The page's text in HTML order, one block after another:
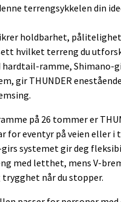
terrengsykkelen din
holdbarhet,
hvilket terreng du
hardtail-ramme, Shimano-
gir THUNDER
på 26 tommer er
for eventyr på veien eller i
girs systemet gir deg
med letthet, mens V-
trygghet når du stopper.